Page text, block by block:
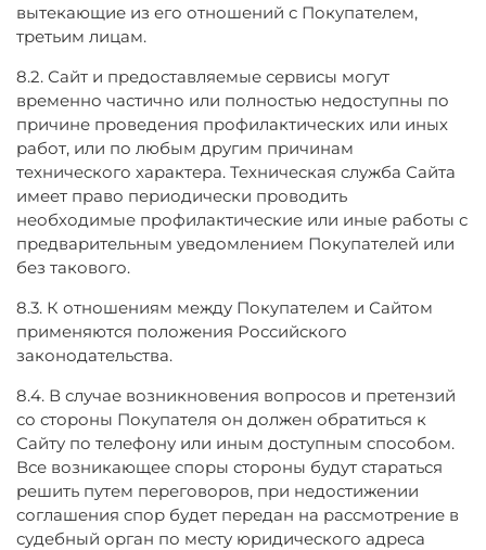
вытекающие из его отношений с Покупателем,
третьим лицам.
8.2. Сайт и предоставляемые сервисы могут
временно частично или полностью недоступны по
причине проведения профилактических или иных
работ, или по любым другим причинам
технического характера. Техническая служба Сайта
имеет право периодически проводить
необходимые профилактические или иные работы с
предварительным уведомлением Покупателей или
без такового.
8.3. К отношениям между Покупателем и Сайтом
применяются положения Российского
законодательства.
8.4. В случае возникновения вопросов и претензий
со стороны Покупателя он должен обратиться к
Сайту по телефону или иным доступным способом.
Все возникающее споры стороны будут стараться
решить путем переговоров, при недостижении
соглашения спор будет передан на рассмотрение в
судебный орган по месту юридического адреса